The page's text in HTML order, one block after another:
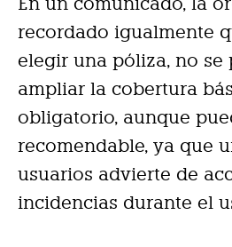
recordado igualmente
elegir una póliza, no se
ampliar la cobertura
obligatorio, aunque
recomendable, ya que
usuarios advierte de
incidencias durante el